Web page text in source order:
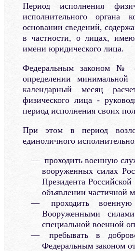
Период исполнения
исполнительного органа
основании сведений,
в частности, о лицах,
имени юридического лица.
Федеральным законом №
определении
календарный месяц
физического лица -
период исполнения своих
При этом в период
единоличного
проходить военную
вооруженных силах
Президента
объявлении частичной
проходить
Вооруженными
специальной военной
пребывать в
Федеральным законом